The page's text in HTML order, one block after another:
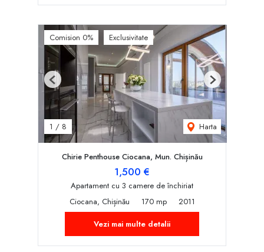
Comision 0% Exclusivitate
1 / 8 Harta
Previous Next
Chirie Penthouse Ciocana, Mun. Chișinău
1,500 €
Apartament cu 3 camere de închiriat
Ciocana, Chișinău
170 mp
2011
Vezi mai multe detalii